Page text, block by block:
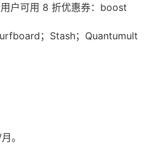
户可用 8 折优惠券：boost
；Stash；Quantumult
。